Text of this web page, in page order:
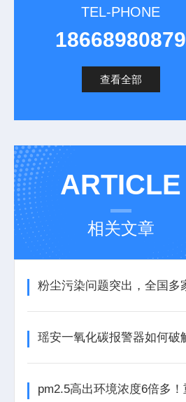
TEL-PHONE
18668980879
查看全部
ARTICLE
相关文章